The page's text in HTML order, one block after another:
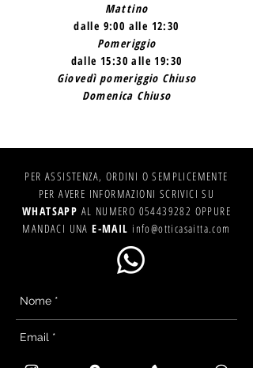
Mattino
dalle 9:00 alle 12:30
Pomeriggio
dalle 15:30 alle 19:30
Giovedì pomeriggio Chiuso
Domenica Chiuso
PER ASSISTENZA, ORDINI O SEMPLICEMENTE
PER AVERE INFORMAZIONI SCRIVICI SU
WHATSAPP AL NUMERO 054439282 OPPURE
MANDACI UNAE-MAIL info@otticasaitta.com